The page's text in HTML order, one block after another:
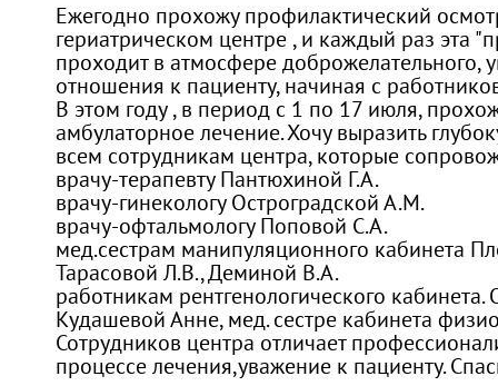
Ежегодно прохожу профилактический
гериатрическом центре , и каждый раз эта
проходит в атмосфере доброжелательного,
отношения к пациенту, начиная с
В этом году , в период с 1 по 17 июля,
амбулаторное лечение. Хочу выразить
всем сотрудникам центра, которые
врачу-терапевту Пантюхиной Г.А.
врачу-гинекологу Остроградской А.М.
врачу-офтальмологу Поповой С.А.
мед.сестрам манипуляционного кабинета
Тарасовой Л.В., Деминой В.А.
работникам рентгенологического
Кудашевой Анне, мед. сестре кабинета
Сотрудников центра отличает
процессе лечения,уважение к пациенту.